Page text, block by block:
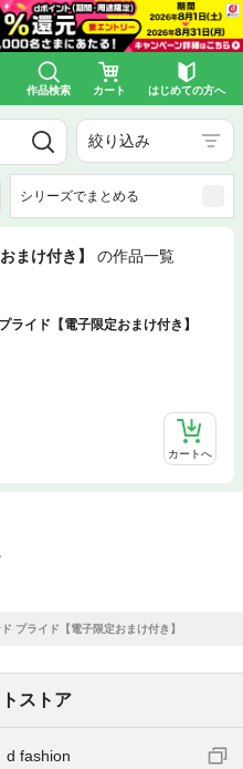
作品検索 カート はじめての方へ
絞り込み
シリーズでまとめる
まけ付き】 の作品一覧
ライド【電子限定おまけ付き】
カートへ
プライド【電子限定おまけ付き】
ストア
d fashion